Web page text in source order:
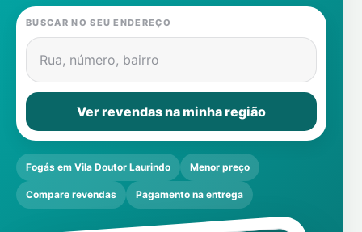
Gás
Contatos
BUSCAR NO SEU ENDEREÇO
Rua, número, bairro
Ver revendas na minha região
Fogás em Vila Doutor Laurindo Menor preço
Compare revendas Pagamento na entrega